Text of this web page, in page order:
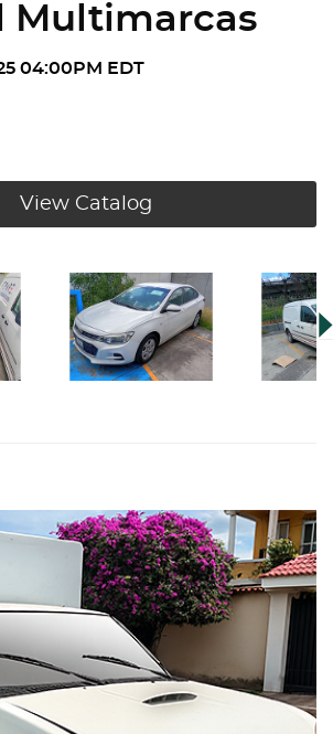
Multimarcas
04:00PM EDT
View Catalog